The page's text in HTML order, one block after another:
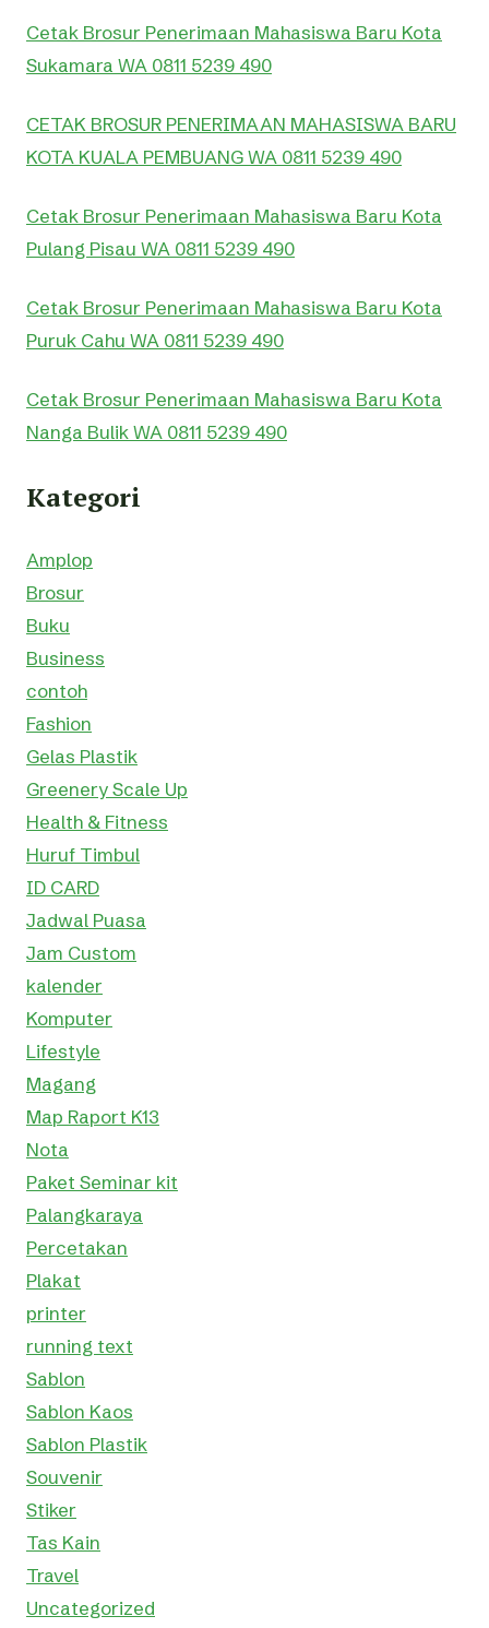
Cetak Brosur Penerimaan Mahasiswa Baru Kota
Sukamara WA 0811 5239 490
CETAK BROSUR PENERIMAAN MAHASISWA BARU
KOTA KUALA PEMBUANG WA 0811 5239 490
Cetak Brosur Penerimaan Mahasiswa Baru Kota
Pulang Pisau WA 0811 5239 490
Cetak Brosur Penerimaan Mahasiswa Baru Kota
Puruk Cahu WA 0811 5239 490
Cetak Brosur Penerimaan Mahasiswa Baru Kota
Nanga Bulik WA 0811 5239 490
Kategori
Amplop
Brosur
Buku
Business
contoh
Fashion
Gelas Plastik
Greenery Scale Up
Health & Fitness
Huruf Timbul
ID CARD
Jadwal Puasa
Jam Custom
kalender
Komputer
Lifestyle
Magang
Map Raport K13
Nota
Paket Seminar kit
Palangkaraya
Percetakan
Plakat
printer
running text
Sablon
Sablon Kaos
Sablon Plastik
Souvenir
Stiker
Tas Kain
Travel
Uncategorized